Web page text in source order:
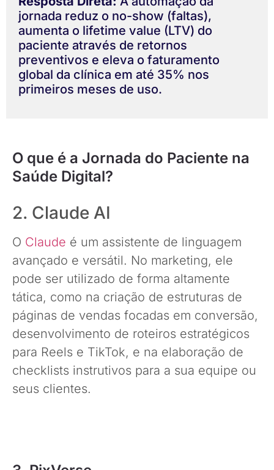
jornada reduz o no-show (faltas),
aumenta o lifetime value (LTV) do
paciente através de retornos
preventivos e eleva o faturamento
global da clínica em até 35% nos
primeiros meses de uso.
O que é a Jornada do Paciente na
Saúde Digital?
2. Claude AI
O Claude é um assistente de linguagem
avançado e versátil. No marketing, ele
pode ser utilizado de forma altamente
tática, como na criação de estruturas de
páginas de vendas focadas em conversão,
desenvolvimento de roteiros estratégicos
para Reels e TikTok, e na elaboração de
checklists instrutivos para a sua equipe ou
seus clientes.